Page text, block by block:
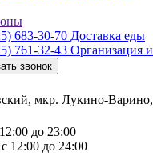
683-30-70 Доставка еды
761-32-43 Организация
звонок
мкр. Лукино-
до 23:00
12:00 до 24:00